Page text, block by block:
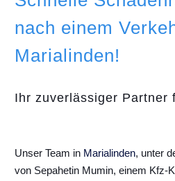
nach einem
Marialinden!
Ihr zuverlässiger Partner
Unser Team in Marialinden, unter
von Sepahetin Mumin, einem Kfz-